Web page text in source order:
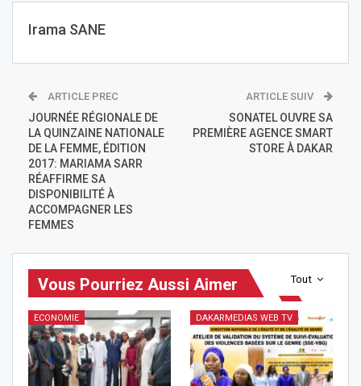
Irama SANE
ARTICLE PREC
JOURNÉE RÉGIONALE DE
LA QUINZAINE NATIONALE
DE LA FEMME, ÉDITION
2017: MARIAMA SARR
RÉAFFIRME SA
DISPONIBILITÉ À
ACCOMPAGNER LES
FEMMES
ARTICLE SUIV
SONATEL OUVRE SA
PREMIÈRE AGENCE SMART
STORE À DAKAR
Tout
Vous Pourriez Aussi Aimer
ECONOMIE DAKARMEDIAS WEB TV